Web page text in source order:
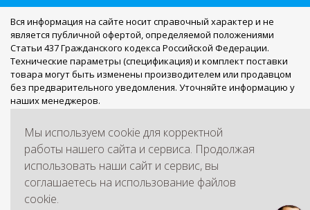
Вся информация на сайте носит справочный характер и не
является публичной офертой, определяемой положениями
Статьи 437 Гражданского кодекса Российской Федерации.
Технические параметры (спецификация) и комплект поставки
товара могут быть изменены производителем или продавцом
без предварительного уведомления. Уточняйте информацию у
наших менеджеров.
соответствии сПолитикой обработки персональных данных
Если вы не согласны на обработку персональных данных, вам
необходимо покинуть сайт.
Мы используем куки для наилучшего представления нашего
сайта. Если Вы продолжите использовать сайт, мы будем
считать, что Вас это устраивает. Информация представленная
Мы используем cookie для корректной
работы нашего сайта и сервиса. Продолжая
использовать наши сайт и сервис, вы
соглашаетесь на использование файлов
cookie.